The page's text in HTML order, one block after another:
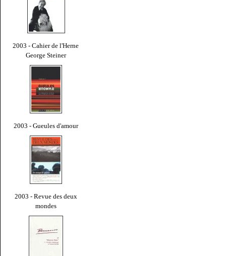
2003 - Cahier de l'Herne
George Steiner
2003 - Gueules d'amour
2003 - Revue des deux
mondes